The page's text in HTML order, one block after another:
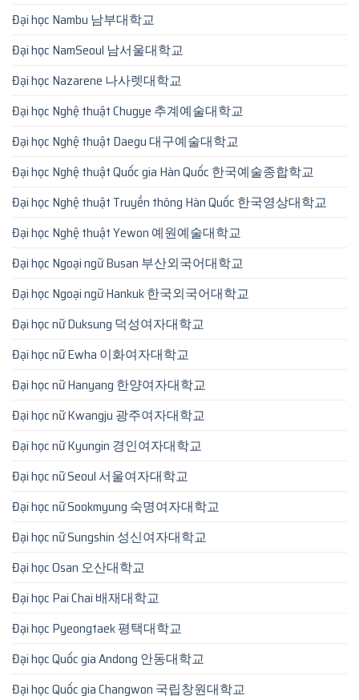
Đại học Nambu 남부대학교
Đại học NamSeoul 남서울대학교
Đại học Nazarene 나사렛대학교
Đại học Nghệ thuật Chugye 추계예술대학교
Đại học Nghệ thuật Daegu 대구예술대학교
Đại học Nghệ thuật Quốc gia Hàn Quốc 한국예술종합학교
Đại học Nghệ thuật Truyền thông Hàn Quốc 한국영상대학교
Đại học Nghệ thuật Yewon 예원예술대학교
Đại học Ngoại ngữ Busan 부산외국어대학교
Đại học Ngoại ngữ Hankuk 한국외국어대학교
Đại học nữ Duksung 덕성여자대학교
Đại học nữ Ewha 이화여자대학교
Đại học nữ Hanyang 한양여자대학교
Đại học nữ Kwangju 광주여자대학교
Đại học nữ Kyungin 경인여자대학교
Đại học nữ Seoul 서울여자대학교
Đại học nữ Sookmyung 숙명여자대학교
Đại học nữ Sungshin 성신여자대학교
Đại học Osan 오산대학교
Đại học Pai Chai 배재대학교
Đại học Pyeongtaek 평택대학교
Đại học Quốc gia Andong 안동대학교
Đại học Quốc gia Changwon 국립창원대학교